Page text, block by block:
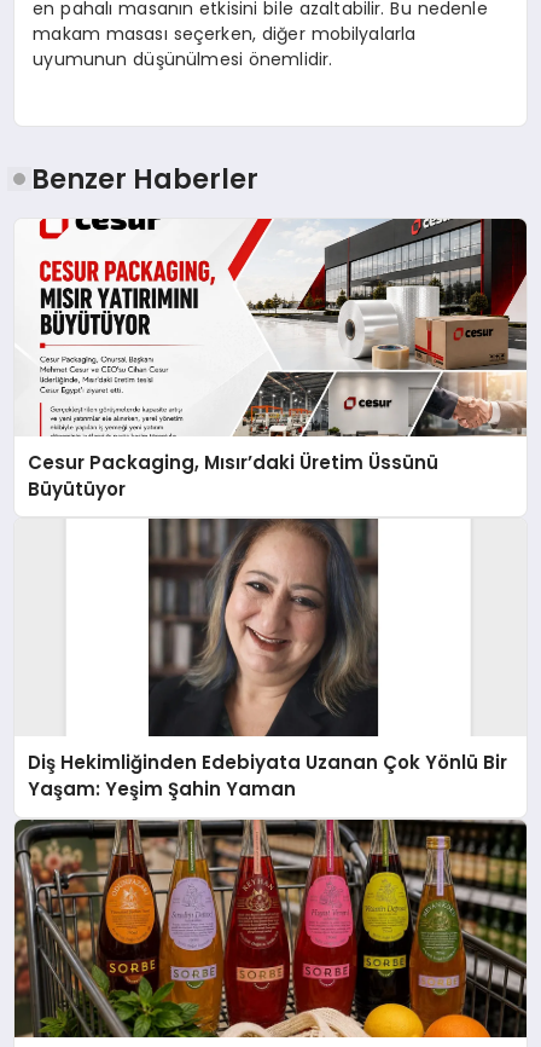
en pahalı masanın etkisini bile azaltabilir. Bu nedenle
makam masası seçerken, diğer mobilyalarla
uyumunun düşünülmesi önemlidir.
Benzer Haberler
Cesur Packaging, Mısır’daki Üretim Üssünü
Büyütüyor
Diş Hekimliğinden Edebiyata Uzanan Çok Yönlü Bir
Yaşam: Yeşim Şahin Yaman